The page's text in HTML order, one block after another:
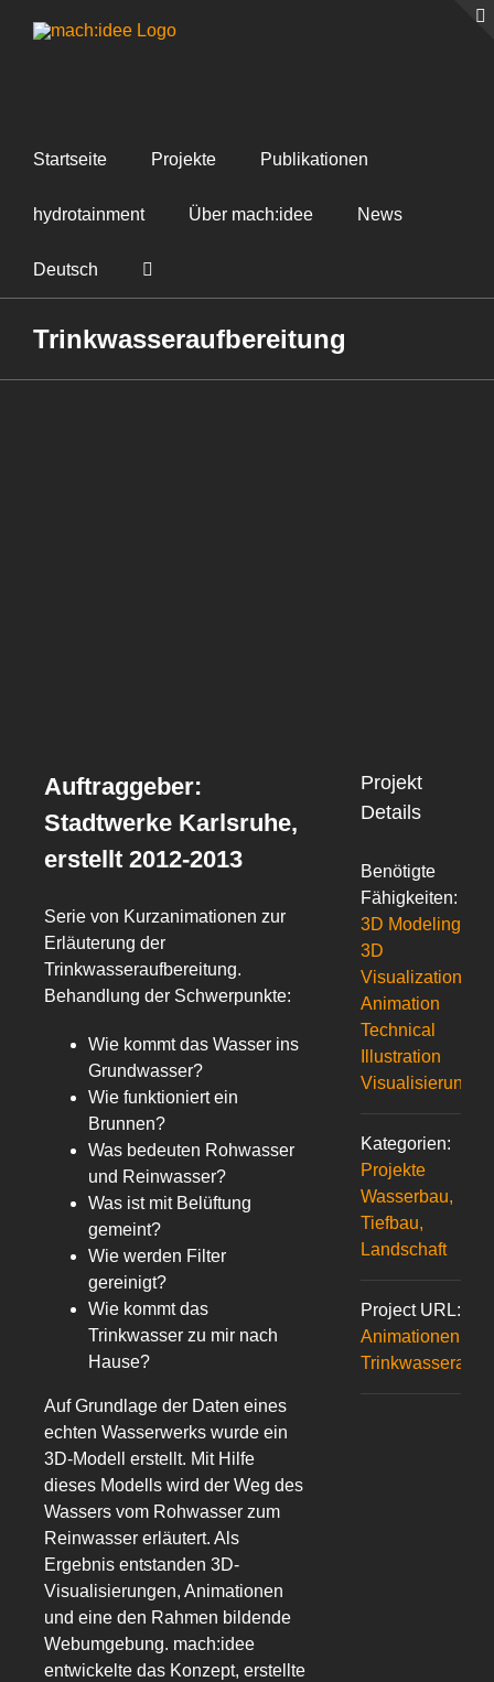
Inhalt
Startseite Projekte Publikationen
hydrotainment Über mach:idee News
Deutsch
Trinkwasseraufbereitung
Auftraggeber:
Stadtwerke Karlsruhe,
erstellt 2012-2013
Serie von Kurzanimationen zur
Erläuterung der
Trinkwasseraufbereitung.
Behandlung der Schwerpunkte:
Wie kommt das Wasser ins
Grundwasser?
Wie funktioniert ein
Brunnen?
Was bedeuten Rohwasser
und Reinwasser?
Was ist mit Belüftung
gemeint?
Wie werden Filter
gereinigt?
Wie kommt das
Trinkwasser zu mir nach
Hause?
Auf Grundlage der Daten eines
echten Wasserwerks wurde ein
3D-Modell erstellt. Mit Hilfe
dieses Modells wird der Weg des
Wassers vom Rohwasser zum
Reinwasser erläutert. Als
Ergebnis entstanden 3D-
Visualisierungen, Animationen
und eine den Rahmen bildende
Webumgebung. mach:idee
entwickelte das Konzept, erstellte
Projekt
Details
Benötigte
Fähigkeiten:
3D Modeling
3D
Visualization
Animation
Technical
Illustration
Visualisierung
Kategorien:
Projekte
Wasserbau,
Tiefbau,
Landschaft
Project URL:
Animationen zur